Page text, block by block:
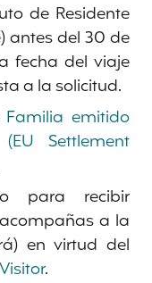
de Residente
antes del 30 de
fecha del viaje
a la solicitud.
emitido
Settlement
para recibir
a la
en virtud del
.